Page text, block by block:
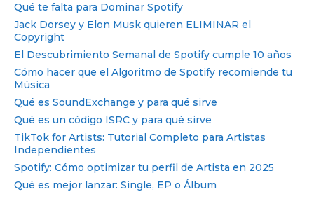
Qué te falta para Dominar Spotify
Jack Dorsey y Elon Musk quieren ELIMINAR el
Copyright
El Descubrimiento Semanal de Spotify cumple 10 años
Cómo hacer que el Algoritmo de Spotify recomiende tu
Música
Qué es SoundExchange y para qué sirve
Qué es un código ISRC y para qué sirve
TikTok for Artists: Tutorial Completo para Artistas
Independientes
Spotify: Cómo optimizar tu perfil de Artista en 2025
Qué es mejor lanzar: Single, EP o Álbum